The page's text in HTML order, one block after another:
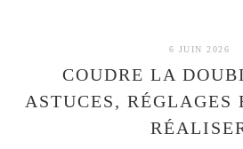
6 JUIN 2026
COUDRE LA
ASTUCES, RÉGLAGES